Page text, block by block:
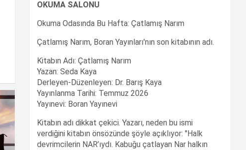
OKUMA SALONU
Okuma Odasında Bu Hafta: Çatlamış Narım
Çatlamış Narım, Boran Yayınları'nın son kitabının adı.
Kitabın Adı: Çatlamış Narım
Yazan: Seda Kaya
Derleyen-Düzenleyen: Dr. Barış Kaya
Yayınlanma Tarihi: Temmuz 2026
Yayınevi: Boran Yayınevi
Kitabın adı dikkat çekici. Yazarı, neden bu ismi
verdiğini kitabın önsözünde şöyle açıklıyor: "Halk
devrimcilerin NAR’ıydı. Kabuğu çatlayan Nar halkın